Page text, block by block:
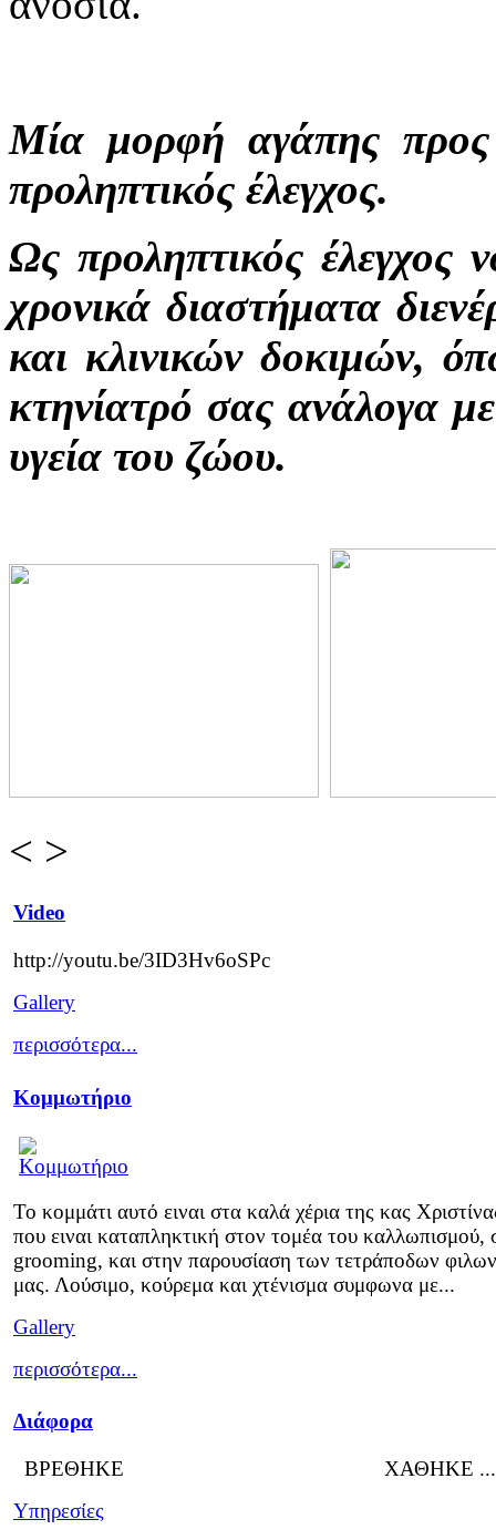
Μία μορφή αγάπης
προληπτικός έλεγχος.
Ως προληπτικός έλεγχος
χρονικά διαστήματα
και κλινικών δοκιμών,
κτηνίατρό σας ανάλογα
υγεία του ζώου.
< >
Video
http://youtu.be/3ID3Hv6oSPc
Gallery
περισσότερα...
Κομμωτήριο
Το κομμάτι αυτό ειναι στα καλά χέρια της κας
που ειναι καταπληκτική στον τομέα του καλλωπισμού,
grooming, και στην παρουσίαση των τετράποδων φιλων
μας. Λούσιμο, κούρεμα και χτένισμα συμφωνα με...
Gallery
περισσότερα...
Διάφορα
ΒΡΕΘΗΚΕ ΧΑΘΗΚΕ ...
Υπηρεσίες